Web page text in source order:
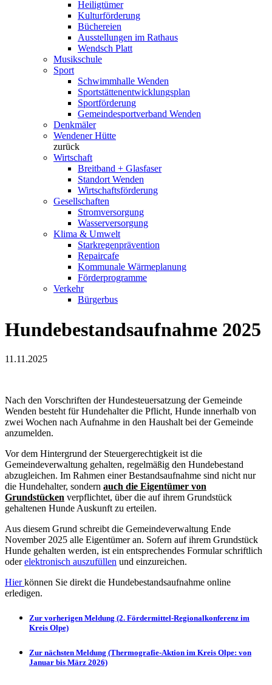
Heiligtümer
Kulturförderung
Büchereien
Ausstellungen im Rathaus
Wendsch Platt
Musikschule
Sport
Schwimmhalle Wenden
Sportstättenentwicklungsplan
Sportförderung
Gemeindesportverband Wenden
Denkmäler
Wendener Hütte
zurück
Wirtschaft
Breitband + Glasfaser
Standort Wenden
Wirtschaftsförderung
Gesellschaften
Stromversorgung
Wasserversorgung
Klima & Umwelt
Starkregenprävention
Repaircafe
Kommunale Wärmeplanung
Förderprogramme
Verkehr
Bürgerbus
Hundebestandsaufnahme 2025
11.11.2025
Nach den Vorschriften der Hundesteuersatzung der Gemeinde
Wenden besteht für Hundehalter die Pflicht, Hunde innerhalb von
zwei Wochen nach Aufnahme in den Haushalt bei der Gemeinde
anzumelden.
Vor dem Hintergrund der Steuergerechtigkeit ist die
Gemeindeverwaltung gehalten, regelmäßig den Hundebestand
abzugleichen. Im Rahmen einer Bestandsaufnahme sind nicht nur
die Hundehalter, sondern auch die Eigentümer von
Grundstücken verpflichtet, über die auf ihrem Grundstück
gehaltenen Hunde Auskunft zu erteilen.
Aus diesem Grund schreibt die Gemeindeverwaltung Ende
November 2025 alle Eigentümer an. Sofern auf ihrem Grundstück
Hunde gehalten werden, ist ein entsprechendes Formular schriftlich
oderelektronisch auszufüllen und einzureichen.
Hierkönnen Sie direkt die Hundebestandsaufnahme online
erledigen.
Zur vorherigen Meldung (2. Fördermittel-Regionalkonferenz im
Kreis Olpe)
Zur nächsten Meldung (Thermografie-Aktion im Kreis Olpe: von
Januar bis März 2026)